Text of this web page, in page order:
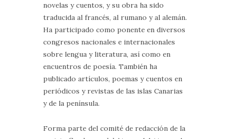
novelas y cuentos, y su obra ha sido
traducida al francés, al rumano y al alemán.
Ha participado como ponente en diversos
congresos nacionales e internacionales
sobre lengua y literatura, así como en
encuentros de poesía. También ha
publicado artículos, poemas y cuentos en
periódicos y revistas de las islas Canarias
y de la península.
Forma parte del comité de redacción de la